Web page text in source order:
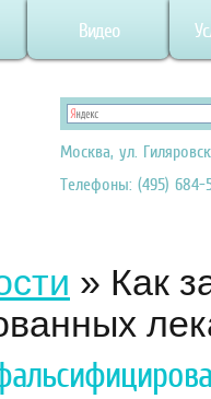
Видео
Москва, ул.
Телефоны: (495) 684-
» Как